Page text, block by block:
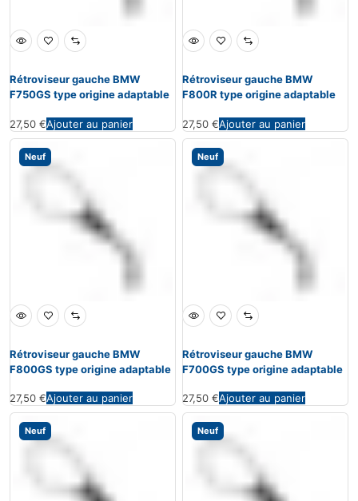
Rétroviseur gauche BMW
F750GS type origine adaptable
27,50 €Ajouter au panier
Rétroviseur gauche BMW
F800R type origine adaptable
27,50 €Ajouter au panier
Neuf
Rétroviseur gauche BMW
F800GS type origine adaptable
27,50 €Ajouter au panier
Neuf
Rétroviseur gauche BMW
F700GS type origine adaptable
27,50 €Ajouter au panier
Neuf Neuf